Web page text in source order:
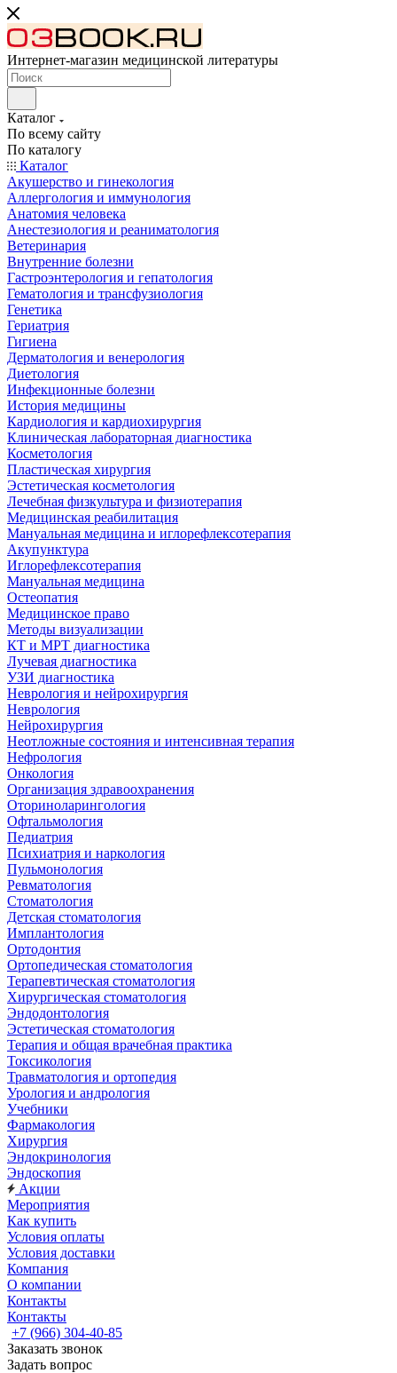
Интернет-магазин медицинской литературы
Каталог
По всему сайту
По каталогу
Каталог
Акушерство и гинекология
Аллергология и иммунология
Анатомия человека
Анестезиология и реаниматология
Ветеринария
Внутренние болезни
Гастроэнтерология и гепатология
Гематология и трансфузиология
Генетика
Гериатрия
Гигиена
Дерматология и венерология
Диетология
Инфекционные болезни
История медицины
Кардиология и кардиохирургия
Клиническая лабораторная диагностика
Косметология
Пластическая хирургия
Эстетическая косметология
Лечебная физкультура и физиотерапия
Медицинская реабилитация
Мануальная медицина и иглорефлексотерапия
Акупунктура
Иглорефлексотерапия
Мануальная медицина
Остеопатия
Медицинское право
Методы визуализации
КТ и МРТ диагностика
Лучевая диагностика
УЗИ диагностика
Неврология и нейрохирургия
Неврология
Нейрохирургия
Неотложные состояния и интенсивная терапия
Нефрология
Онкология
Организация здравоохранения
Оториноларингология
Офтальмология
Педиатрия
Психиатрия и наркология
Пульмонология
Ревматология
Стоматология
Детская стоматология
Имплантология
Ортодонтия
Ортопедическая стоматология
Терапевтическая стоматология
Хирургическая стоматология
Эндодонтология
Эстетическая стоматология
Терапия и общая врачебная практика
Токсикология
Травматология и ортопедия
Урология и андрология
Учебники
Фармакология
Хирургия
Эндокринология
Эндоскопия
Акции
Мероприятия
Как купить
Условия оплаты
Условия доставки
Компания
О компании
Контакты
Контакты
+7 (966) 304-40-85
Заказать звонок
Задать вопрос